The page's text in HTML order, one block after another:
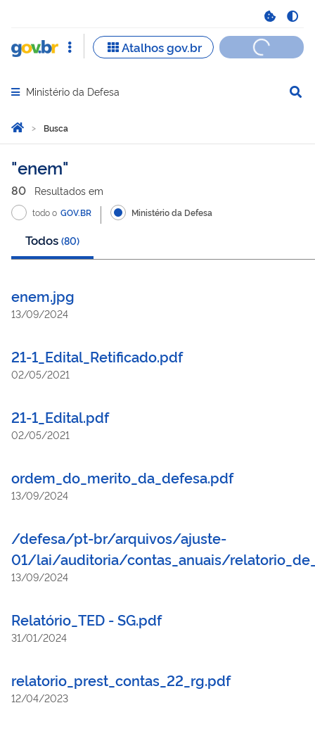
Abrir menu principal de navegação
Ministério da Defesa
Você está aqui:
Página Inicial
Busca
Busca
enem
80 Resultados em
todo o GOV.BR Ministério da Defesa
Todos (80)
enem.jpg
13/09/2024
21-1_Edital_Retificado.pdf
02/05/2021
21-1_Edital.pdf
02/05/2021
ordem_do_merito_da_defesa.pdf
13/09/2024
/defesa/pt-br/arquivos/ajuste-
01/lai/auditoria/contas_anuais/
13/09/2024
Relatório_TED - SG.pdf
31/01/2024
relatorio_prest_contas_22_rg.pdf
12/04/2023